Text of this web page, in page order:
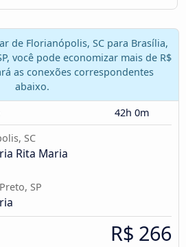
de Florianópolis, SC para Brasília,
você pode economizar mais de R$
as conexões correspondentes
abaixo.
42h 0m
SC
Rita Maria
SP
R$ 266